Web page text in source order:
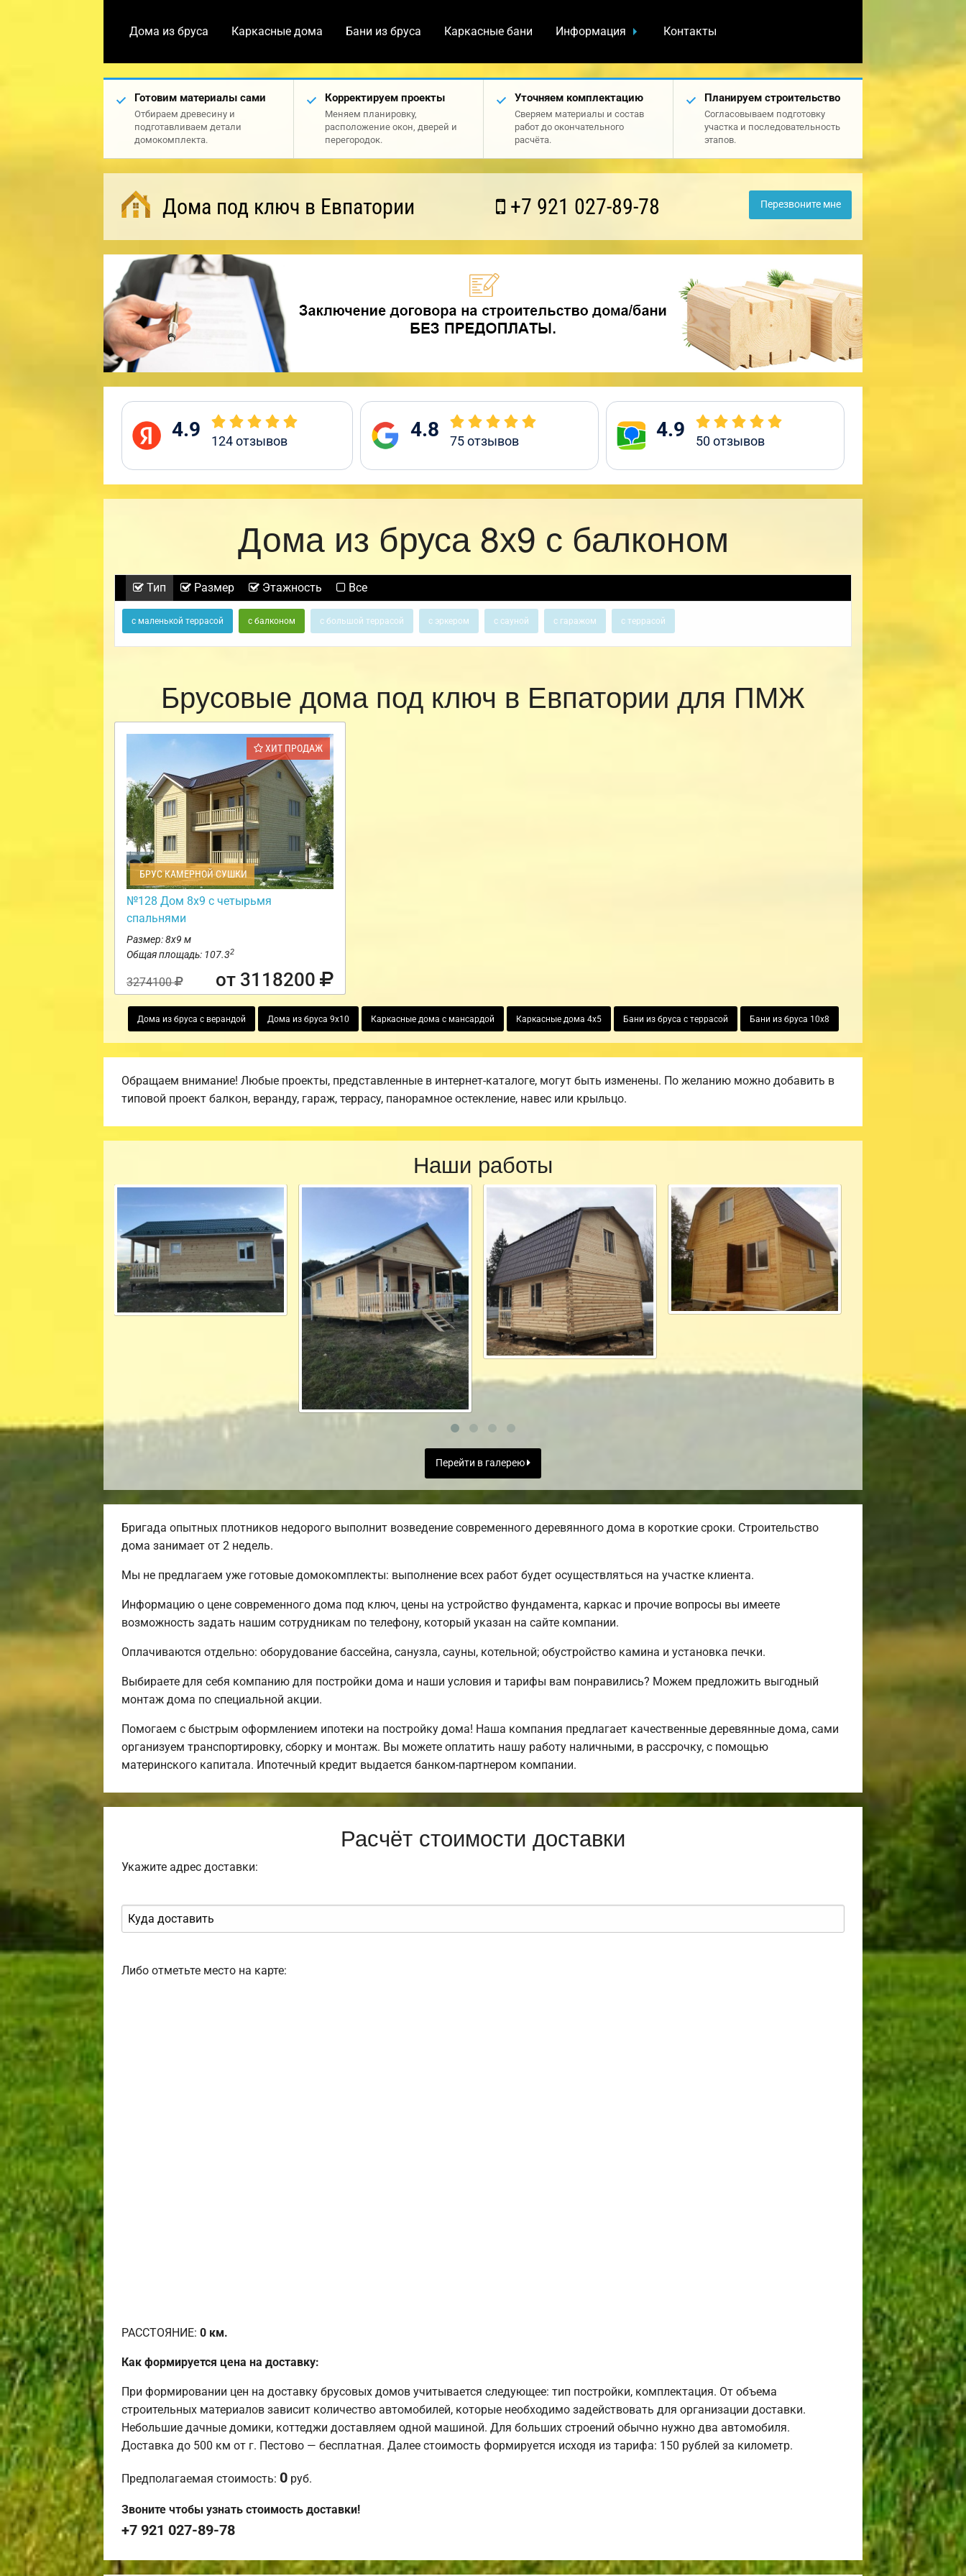
Дома из бруса Каркасные дома Бани из бруса Каркасные бани Информация Контакты
Готовим материалы сами
Отбираем древесину и
подготавливаем детали
домокомплекта.
Корректируем проекты
Меняем планировку,
расположение окон, дверей и
перегородок.
Уточняем комплектацию
Сверяем материалы и состав
работ до окончательного
расчёта.
Планируем строительство
Согласовываем подготовку
участка и последовательность
этапов.
Дома под ключ в Евпатории +7 921 027-89-78 Перезвоните мне
4.9 124отзывов 4.8 75отзывов 4.9 50отзывов
Дома из бруса 8х9 с балконом
Тип Размер Этажность Все
с маленькой террасой с балконом с большой террасой с эркером с сауной с гаражом с террасой
Брусовые дома под ключ в Евпатории для ПМЖ
ХИТ ПРОДАЖ
БРУС КАМЕРНОЙ СУШКИ
№128 Дом 8х9 с четырьмя
спальнями
Размер: 8х9 м
Общая площадь: 107.32
3274100 от 3118200
Дома из бруса с верандой Дома из бруса 9х10 Каркасные дома с мансардой Каркасные дома 4х5 Бани из бруса с террасой Бани из бруса 10х8
Обращаем внимание! Любые проекты, представленные в интернет-каталоге, могут быть изменены. По желанию можно добавить в
типовой проект балкон, веранду, гараж, террасу, панорамное остекление, навес или крыльцо.
Наши работы
Перейти в галерею
Бригада опытных плотников недорого выполнит возведение современного деревянного дома в короткие сроки. Строительство
дома занимает от 2 недель.
Мы не предлагаем уже готовые домокомплекты: выполнение всех работ будет осуществляться на участке клиента.
Информацию о цене современного дома под ключ, цены на устройство фундамента, каркас и прочие вопросы вы имеете
возможность задать нашим сотрудникам по телефону, который указан на сайте компании.
Оплачиваются отдельно: оборудование бассейна, санузла, сауны, котельной; обустройство камина и установка печки.
Выбираете для себя компанию для постройки дома и наши условия и тарифы вам понравились? Можем предложить выгодный
монтаж дома по специальной акции.
Помогаем с быстрым оформлением ипотеки на постройку дома! Наша компания предлагает качественные деревянные дома, сами
организуем транспортировку, сборку и монтаж. Вы можете оплатить нашу работу наличными, в рассрочку, с помощью
материнского капитала. Ипотечный кредит выдается банком-партнером компании.
Расчёт стоимости доставки
Укажите адрес доставки:
Либо отметьте место на карте:
РАССТОЯНИЕ: 0 км.
Как формируется цена на доставку:
При формировании цен на доставку брусовых домов учитывается следующее: тип постройки, комплектация. От объема
строительных материалов зависит количество автомобилей, которые необходимо задействовать для организации доставки.
Небольшие дачные домики, коттеджи доставляем одной машиной. Для больших строений обычно нужно два автомобиля.
Доставка до 500 км от г. Пестово — бесплатная. Далее стоимость формируется исходя из тарифа: 150 рублей за километр.
Предполагаемая стоимость: 0 руб.
Звоните чтобы узнать стоимость доставки!
+7 921 027-89-78